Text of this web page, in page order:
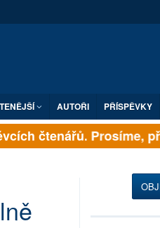
AUTOŘI PŘÍSPĚVKY
čtenářů. Prosíme,